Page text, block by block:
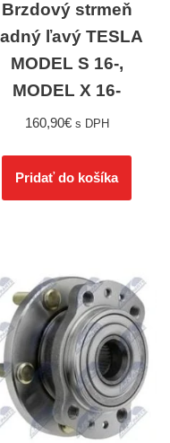
Brzdový strmeň
ľavý TESLA
MODEL S 16-,
MODEL X 16-
160,90€ s DPH
Pridať do košíka